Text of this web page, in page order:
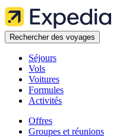
Rechercher des voyages
Séjours
Vols
Voitures
Formules
Activités
Offres
Groupes et réunions